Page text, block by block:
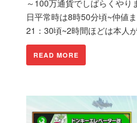
～100万通貨でしばらくや
日平常時は8時50分頃~仲値
21：30頃~2時間ほどは本人
READ MORE